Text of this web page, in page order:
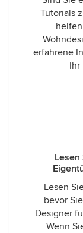
Tutorials
erfahrene
Ihr
Lesen
bevor
Designer
Wenn